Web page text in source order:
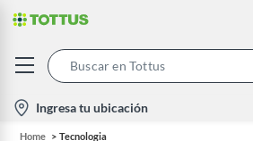
Bar
location-
icon
Ingresa tu ubicación
Home Tecnologia